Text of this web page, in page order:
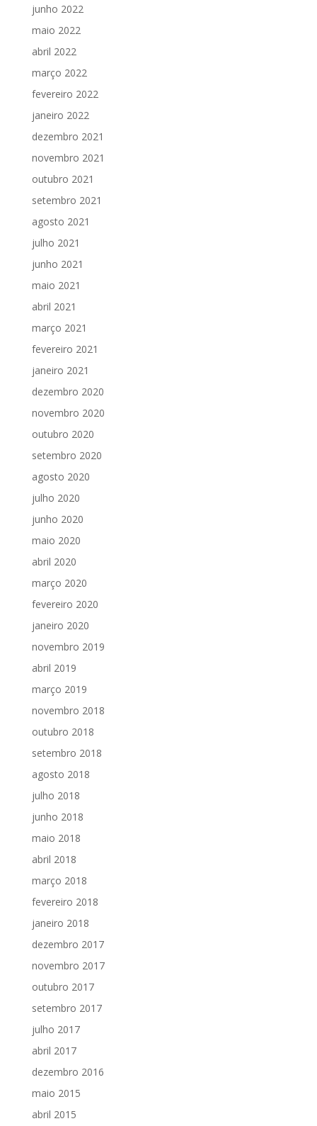
junho 2022
maio 2022
abril 2022
março 2022
fevereiro 2022
janeiro 2022
dezembro 2021
novembro 2021
outubro 2021
setembro 2021
agosto 2021
julho 2021
junho 2021
maio 2021
abril 2021
março 2021
fevereiro 2021
janeiro 2021
dezembro 2020
novembro 2020
outubro 2020
setembro 2020
agosto 2020
julho 2020
junho 2020
maio 2020
abril 2020
março 2020
fevereiro 2020
janeiro 2020
novembro 2019
abril 2019
março 2019
novembro 2018
outubro 2018
setembro 2018
agosto 2018
julho 2018
junho 2018
maio 2018
abril 2018
março 2018
fevereiro 2018
janeiro 2018
dezembro 2017
novembro 2017
outubro 2017
setembro 2017
julho 2017
abril 2017
dezembro 2016
maio 2015
abril 2015